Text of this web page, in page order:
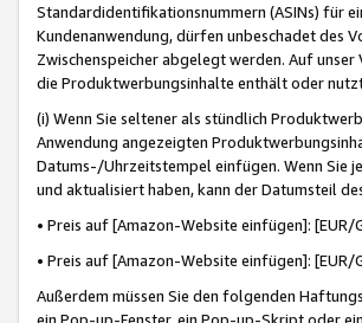
Standardidentifikationsnummern (ASINs) für
Kundenanwendung, dürfen unbeschadet des
Zwischenspeicher abgelegt werden. Auf
die Produktwerbungsinhalte enthält oder
(i) Wenn Sie seltener als stündlich
Anwendung angezeigten
Datums-/Uhrzeitstempel einfügen. Wenn Sie
und aktualisiert haben, kann der Datumsteil
• Preis auf [Amazon-Website einfügen]:
• Preis auf [Amazon-Website einfügen]:
Außerdem müssen Sie den folgenden
ein Pop-up-Fenster, ein Pop-up-Skript oder